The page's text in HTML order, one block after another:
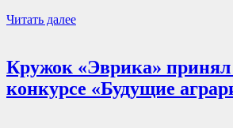
Читать далее
Кружок «Эврика» принял
конкурсе «Будущие